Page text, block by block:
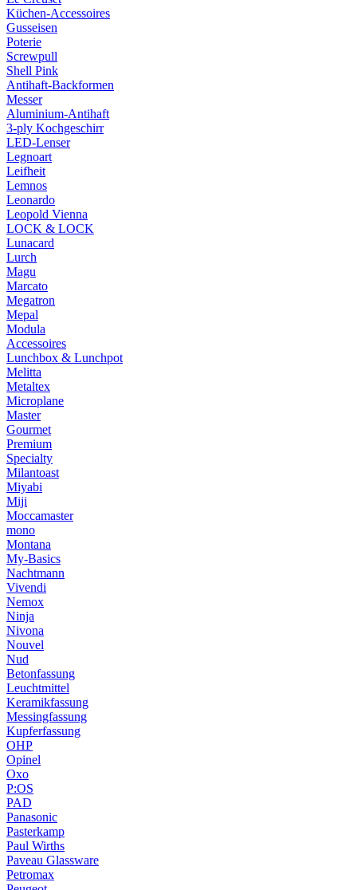
Küchen-Accessoires
Gusseisen
Poterie
Screwpull
Shell Pink
Antihaft-Backformen
Messer
Aluminium-Antihaft
3-ply Kochgeschirr
LED-Lenser
Legnoart
Leifheit
Lemnos
Leonardo
Leopold Vienna
LOCK & LOCK
Lunacard
Lurch
Magu
Marcato
Megatron
Mepal
Modula
Accessoires
Lunchbox & Lunchpot
Melitta
Metaltex
Microplane
Master
Gourmet
Premium
Specialty
Milantoast
Miyabi
Miji
Moccamaster
mono
Montana
My-Basics
Nachtmann
Vivendi
Nemox
Ninja
Nivona
Nouvel
Nud
Betonfassung
Leuchtmittel
Keramikfassung
Messingfassung
Kupferfassung
OHP
Opinel
Oxo
P:OS
PAD
Panasonic
Pasterkamp
Paul Wirths
Paveau Glassware
Petromax